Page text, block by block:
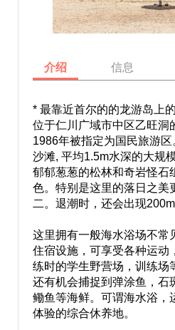
介绍 信息
* 最靠近首尔的的龙游岛上
位于仁川广域市中区乙旺洞
1986年被指定为国民旅游
沙滩, 平均1.5m水深的大规
郁郁葱葱的松林和奇岩怪石
色。特别是这里的落日之美
二。退潮时，还会出现200m
这里拥有一般海水浴场不常
住宿设施，可享受各种运动
练时的学生野营场，训练场
还有机会捕捉到弹涂鱼，石
鳓鱼等海鲜。可谓海水浴，
体验的综合休养地。